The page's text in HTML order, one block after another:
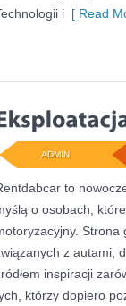
i [ Read
ADMIN
to
o osobach,
Strona
z autami,
inspiracji
którzy dopiero